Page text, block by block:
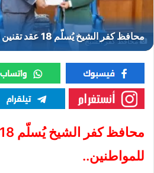
محافظ كفر الشيخ
للمواطنين..